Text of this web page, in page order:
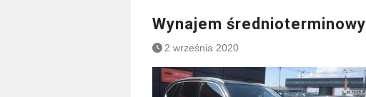
Wynajem średnioterminowy
2 września 2020